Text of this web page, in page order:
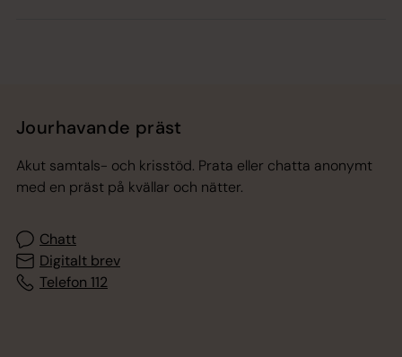
Jourhavande präst
Akut samtals- och krisstöd. Prata eller chatta anonymt
med en präst på kvällar och nätter.
Chatt
Digitalt brev
Telefon 112